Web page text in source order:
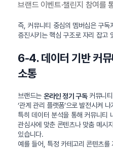
브랜드 이벤트·챌린지 참여를
즉, 커뮤니티 중심의 멤버십은 구독
증진시키는 핵심 구조로 자리 잡고
6-4. 데이터 기반 커
소통
브랜드는 온라인 정기 구독커뮤니
‘관계 관리 플랫폼’으로 발전시켜
특히 데이터 분석을 통해 커뮤니티
관심사에 맞춘 콘텐츠나 맞춤 메시
있습니다.
예를 들어, 특정 카테고리 콘텐츠